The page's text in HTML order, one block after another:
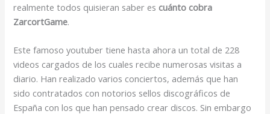
realmente todos quisieran saber es cuánto cobra
ZarcortGame.
Este famoso youtuber tiene hasta ahora un total de 228
videos cargados de los cuales recibe numerosas visitas a
diario. Han realizado varios conciertos, además que han
sido contratados con notorios sellos discográficos de
España con los que han pensado crear discos. Sin embargo